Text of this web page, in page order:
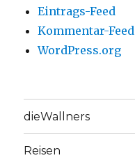
Eintrags-Feed
Kommentar-Feed
WordPress.org
dieWallners
Reisen